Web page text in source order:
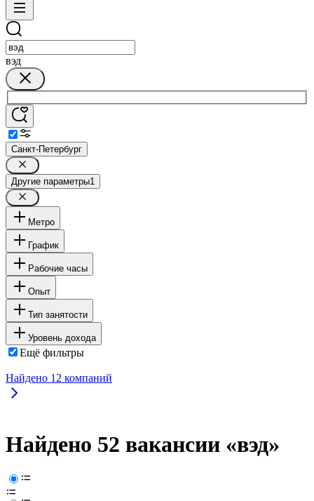
вэд
Санкт-Петербург
Другие параметры1
Метро
График
Рабочие часы
Опыт
Тип занятости
Уровень дохода
Ещё фильтры
Найдено 12 компаний
Найдено 52 вакансии «вэд»